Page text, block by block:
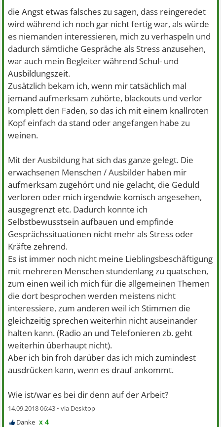
die Angst etwas falsches zu sagen, dass reingeredet
wird während ich noch gar nicht fertig war, als würde
es niemanden interessieren, mich zu verhaspeln und
dadurch sämtliche Gespräche als Stress anzusehen,
war auch mein Begleiter während Schul- und
Ausbildungszeit.
Zusätzlich bekam ich, wenn mir tatsächlich mal
jemand aufmerksam zuhörte, blackouts und verlor
komplett den Faden, so das ich mit einem knallroten
Kopf einfach da stand oder angefangen habe zu
weinen.
Mit der Ausbildung hat sich das ganze gelegt. Die
erwachsenen Menschen / Ausbilder haben mir
aufmerksam zugehört und nie gelacht, die Geduld
verloren oder mich irgendwie komisch angesehen,
ausgegrenzt etc. Dadurch konnte ich
Selbstbewusstsein aufbauen und empfinde
Gesprächssituationen nicht mehr als Stress oder
Kräfte zehrend.
Es ist immer noch nicht meine Lieblingsbeschäftigung
mit mehreren Menschen stundenlang zu quatschen,
zum einen weil ich mich für die allgemeinen Themen
die dort besprochen werden meistens nicht
interessiere, zum anderen weil ich Stimmen die
gleichzeitig sprechen weiterhin nicht auseinander
halten kann. (Radio an und Telefonieren zb. geht
weiterhin überhaupt nicht).
Aber ich bin froh darüber das ich mich zumindest
ausdrücken kann, wenn es drauf ankommt.
Wie ist/war es bei dir denn auf der Arbeit?
14.09.2018 06:43 •
x 4